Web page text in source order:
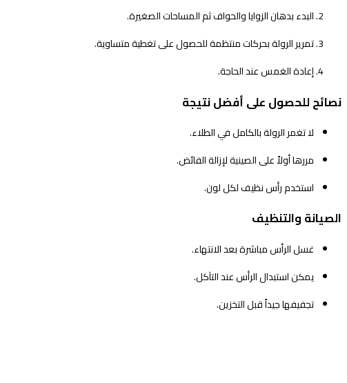
البدء بدهان الزوايا والحواف ثم المساحات الصغيرة.
تمرير الرولة بحركات منتظمة للحصول على تغطية متساوية.
إعادة الغمس عند الحاجة.
نصائح للحصول على أفضل نتيجة
لا تغمر الرولة بالكامل في الطلاء.
مررها أولاً على الصينية لإزالة الفائض.
استخدم رأس نظيف لكل لون.
الصيانة والتنظيف
غسل الرأس مباشرة بعد الانتهاء.
يمكن استبدال الرأس عند التآكل.
تجفيفها جيداً قبل التخزين.